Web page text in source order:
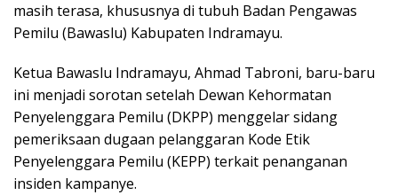
masih terasa, khususnya di tubuh Badan Pengawas
Pemilu (Bawaslu) Kabupaten Indramayu.
Ketua Bawaslu Indramayu, Ahmad Tabroni, baru-baru
ini menjadi sorotan setelah Dewan Kehormatan
Penyelenggara Pemilu (DKPP) menggelar sidang
pemeriksaan dugaan pelanggaran Kode Etik
Penyelenggara Pemilu (KEPP) terkait penanganan
insiden kampanye.